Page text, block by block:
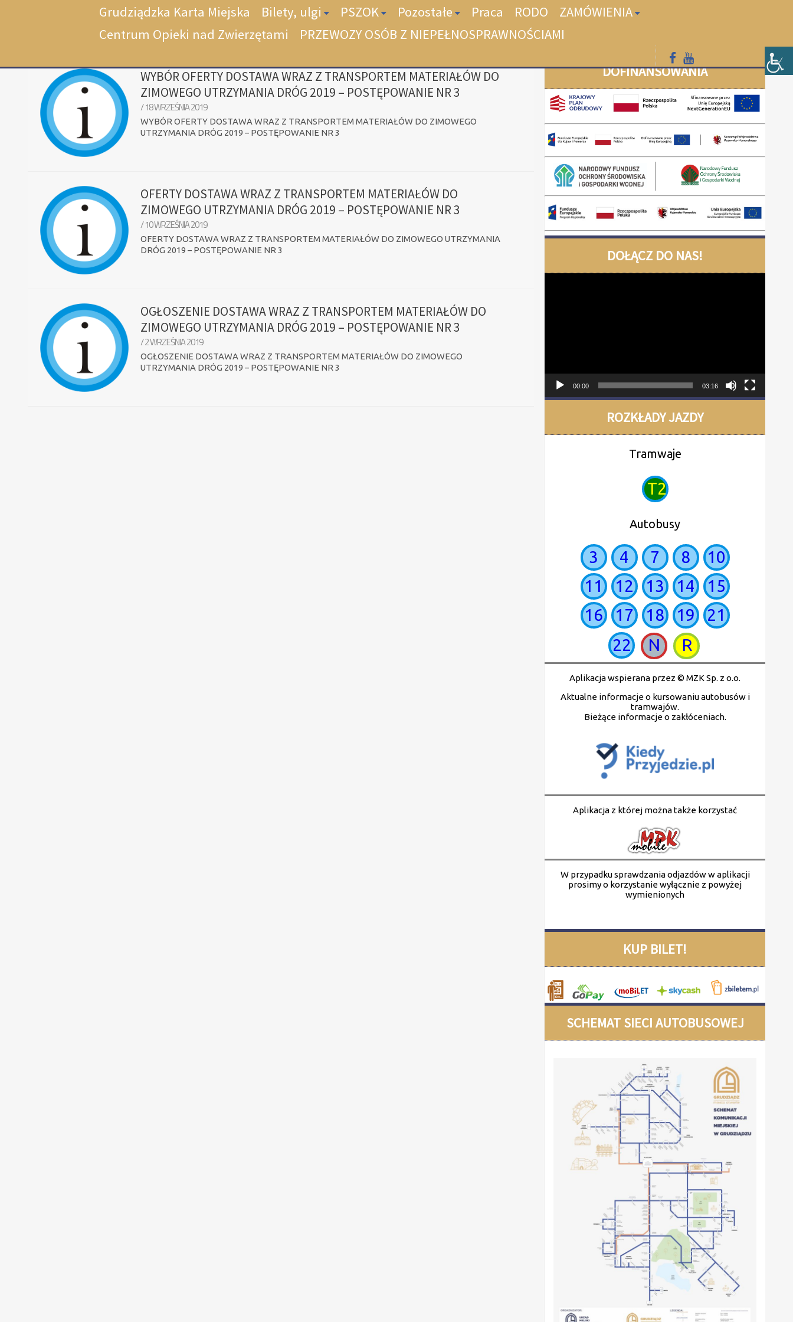
Grudziądzka Karta Miejska Bilety, ulgi PSZOK Pozostałe Praca RODO
ZAMÓWIENIA
Centrum Opieki nad Zwierzętami
PRZEWOZY OSÓB Z NIEPEŁNOSPRAWNOŚCIAMI
0
WYBÓR OFERTY DOSTAWA WRAZ Z TRANSPORTEM MATERIAŁÓW DO
ZIMOWEGO UTRZYMANIA DRÓG 2019 – POSTĘPOWANIE NR 3
/ 18 WRZEŚNIA 2019
WYBÓR OFERTY DOSTAWA WRAZ Z TRANSPORTEM MATERIAŁÓW DO ZIMOWEGO
UTRZYMANIA DRÓG 2019 – POSTĘPOWANIE NR 3
0
OFERTY DOSTAWA WRAZ Z TRANSPORTEM MATERIAŁÓW DO
ZIMOWEGO UTRZYMANIA DRÓG 2019 – POSTĘPOWANIE NR 3
/ 10 WRZEŚNIA 2019
OFERTY DOSTAWA WRAZ Z TRANSPORTEM MATERIAŁÓW DO ZIMOWEGO UTRZYMANIA
DRÓG 2019 – POSTĘPOWANIE NR 3
0
OGŁOSZENIE DOSTAWA WRAZ Z TRANSPORTEM MATERIAŁÓW DO
ZIMOWEGO UTRZYMANIA DRÓG 2019 – POSTĘPOWANIE NR 3
/ 2 WRZEŚNIA 2019
OGŁOSZENIE DOSTAWA WRAZ Z TRANSPORTEM MATERIAŁÓW DO ZIMOWEGO
UTRZYMANIA DRÓG 2019 – POSTĘPOWANIE NR 3
DOFINANSOWANIA
DOŁĄCZ DO NAS!
00:00 03:16
ROZKŁADY JAZDY
Tramwaje
T2
Autobusy
3 4 7 8
10
11
12 13 14
15
16
17 18 19
21
22
N R
Aplikacja wspierana przez © MZK Sp. z o.o.
Aktualne informacje o kursowaniu autobusów i
tramwajów.
Bieżące informacje o zakłóceniach.
Aplikacja z której można także korzystać
W przypadku sprawdzania odjazdów w aplikacji
prosimy o korzystanie wyłącznie z powyżej
wymienionych
KUP BILET!
SCHEMAT SIECI AUTOBUSOWEJ